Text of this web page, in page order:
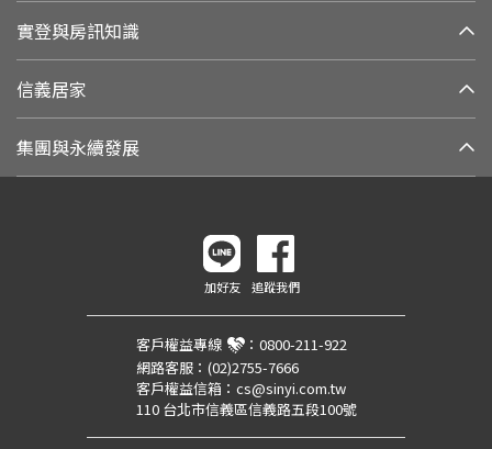
實登與房訊知識
信義居家
集團與永續發展
加好友 追蹤我們
客戶權益專線 ： 0800-211-922
網路客服： (02)2755-7666
客戶權益信箱： cs@sinyi.com.tw
110 台北市信義區信義路五段100號